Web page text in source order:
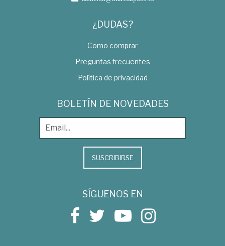
¿DUDAS?
Como comprar
Preguntas frecuentes
Política de privacidad
BOLETÍN DE NOVEDADES
SUSCRIBIRSE
SÍGUENOS EN